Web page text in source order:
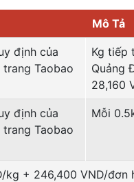
Mô Tả
định của
Taobao
Kg tiếp
Quảng
28,160
định của
Taobao
Mỗi
kg + 246,400 VND/đơn